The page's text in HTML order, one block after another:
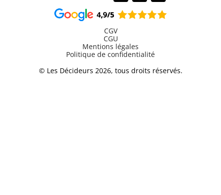
Information
CGV
CGU
Mentions légales
Politique de confidentialité
© Les Décideurs 2026, tous droits réservés.